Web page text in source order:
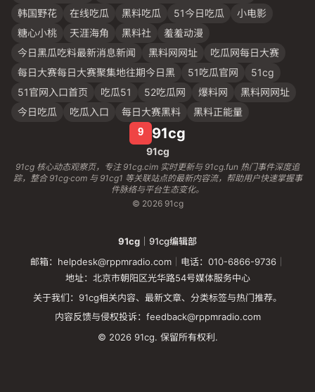
韩国野花
在线吃瓜 黑料吃瓜 51今日吃瓜
小电影
糖心小桃
天涯海角 黑料社
羞羞动漫
今日黑瓜吃料最新消息新闻
黑料网网址
吃瓜网每日大赛
每日大赛每日大赛聚集地往期今日黑
51吃瓜官网
51cg
51官网入口首页
吃瓜51 52吃瓜网 爆料网
黑料网网址
今日吃瓜
吃瓜入口 每日大赛黑料 黑料正能量
91cg
91cg
91cg 核心动态观察页，专注 91cg.cim 实时更新与 91cg.fun 热门事件深度追
踪，整合 91cg·com 与 91cg1 等关联站点的最新内容流，帮助用户快速掌握事
件脉络与平台生态变化。
© 2026 91cg
91cg ｜91cg编辑部
邮箱：helpdesk@rppmradio.com｜ 电话：010-6866-9736｜
地址：北京市朝阳区光华路54号媒体服务中心
关于我们：91cg相关内容、最新文章、分类标签与热门推荐。
内容反馈与侵权投诉：feedback@rppmradio.com
© 2026 91cg. 保留所有权利.